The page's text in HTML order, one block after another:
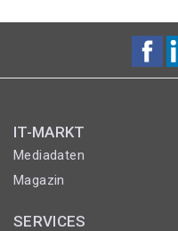
IT-MARKT
Mediadaten
Magazin
SERVICES